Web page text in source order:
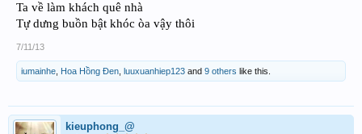
Ta về làm khách quê nhà
Tự dưng buồn bật khóc òa vậy thôi
7/11/13
iumainhe Hoa Hồng Đen luuxuanhiep123 and 9 others like this.
kieuphong_@